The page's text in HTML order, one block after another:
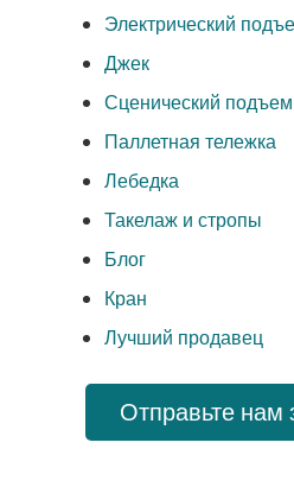
Электрический
Джек
Сценический
Паллетная тележка
Лебедка
Такелаж и стропы
Блог
Кран
Лучший продавец
Отправьте нам